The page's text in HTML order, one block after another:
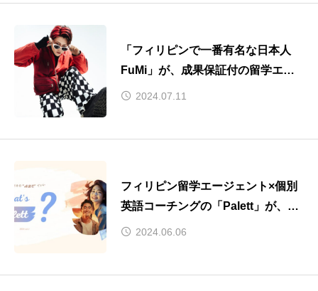
「フィリピンで一番有名な日本人
FuMi」が、成果保証付の留学エー
ジェント『Palett（パレット）』の
2024.07.11
フィリピン留学エージェント×個別
英語コーチングの「Palett」が、学
生応援向けプランの提供を開始！
2024.06.06